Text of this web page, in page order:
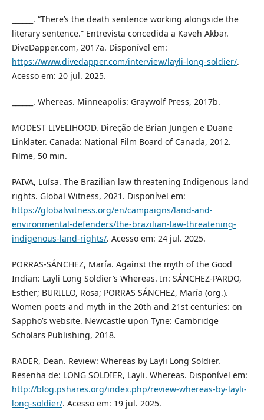
______. “There’s the death sentence working alongside the
literary sentence.” Entrevista concedida a Kaveh Akbar.
DiveDapper.com, 2017a. Disponível em:
https://www.divedapper.com/interview/layli-long-soldier/.
Acesso em: 20 jul. 2025.
______. Whereas. Minneapolis: Graywolf Press, 2017b.
MODEST LIVELIHOOD. Direção de Brian Jungen e Duane
Linklater. Canada: National Film Board of Canada, 2012.
Filme, 50 min.
PAIVA, Luísa. The Brazilian law threatening Indigenous land
rights. Global Witness, 2021. Disponível em:
https://globalwitness.org/en/campaigns/land-and-
environmental-defenders/the-brazilian-law-threatening-
indigenous-land-rights/. Acesso em: 24 jul. 2025.
PORRAS-SÁNCHEZ, María. Against the myth of the Good
Indian: Layli Long Soldier’s Whereas. In: SÁNCHEZ-PARDO,
Esther; BURILLO, Rosa; PORRAS SÁNCHEZ, María (org.).
Women poets and myth in the 20th and 21st centuries: on
Sappho’s website. Newcastle upon Tyne: Cambridge
Scholars Publishing, 2018.
RADER, Dean. Review: Whereas by Layli Long Soldier.
Resenha de: LONG SOLDIER, Layli. Whereas. Disponível em:
http://blog.pshares.org/index.php/review-whereas-by-layli-
long-soldier/. Acesso em: 19 jul. 2025.